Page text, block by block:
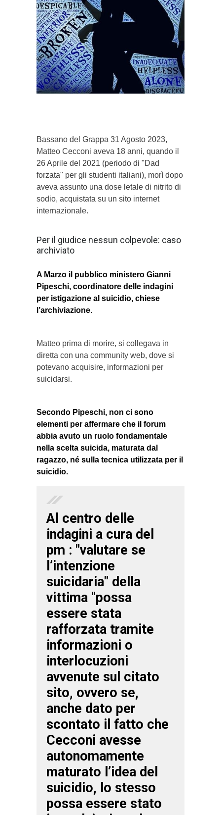
Bassano del Grappa 31 Agosto 2023,
Matteo Cecconi aveva 18 anni, quando il
26 Aprile del 2021 (periodo di "Dad
forzata" per gli studenti italiani), morì dopo
aveva assunto una dose letale di nitrito di
sodio, acquistata su un sito internet
internazionale.
Per il giudice nessun colpevole: caso
archiviato
A Marzo il pubblico ministero Gianni
Pipeschi, coordinatore delle indagini
per istigazione al suicidio, chiese
l’archiviazione.
Matteo prima di morire, si collegava in
diretta con una community web, dove si
potevano acquisire, informazioni per
suicidarsi.
Secondo Pipeschi, non ci sono
elementi per affermare che il forum
abbia avuto un ruolo fondamentale
nella scelta suicida, maturata dal
ragazzo, né sulla tecnica utilizzata per il
suicidio.
Al centro delle
indagini a cura del
pm : "valutare se
l’intenzione
suicidaria" della
vittima "possa
essere stata
rafforzata tramite
informazioni o
interlocuzioni
avvenute sul citato
sito, ovvero se,
anche dato per
scontato il fatto che
Cecconi avesse
autonomamente
maturato l’idea del
suicidio, lo stesso
possa essere stato